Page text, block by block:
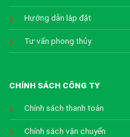
Hướng dẫn lắp đặt
Tư vấn phong thủy
CHÍNH SÁCH CÔNG TY
Chính sách thanh toán
Chính sách vận chuyển